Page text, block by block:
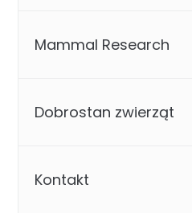
Mammal Research
Dobrostan zwierząt
Kontakt